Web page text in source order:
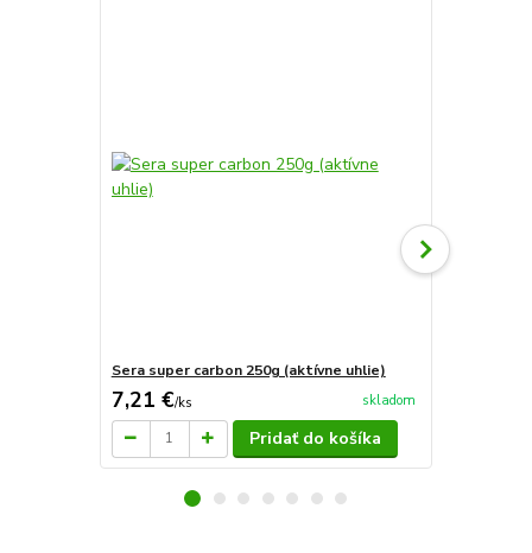
Sera super carbon 250g (aktívne uhlie)
7,21 €/ks skladom
Pridať do košíka